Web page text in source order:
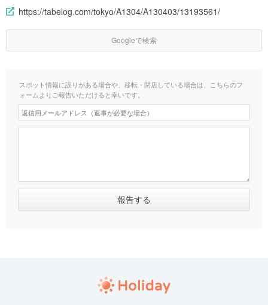
https://tabelog.com/tokyo/A1304/A130403/13193561/
Googleで検索
スポット情報に誤りがある場合や、移転・閉店している場合は、こちらのフ
ォームよりご報告いただけると幸いです。